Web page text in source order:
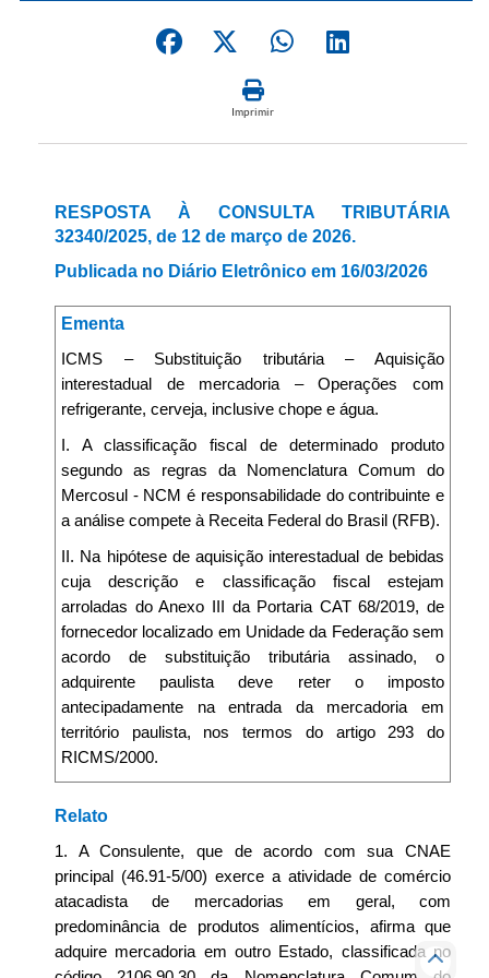
Imprimir
RESPOSTA À CONSULTA TRIBUTÁRIA
32340/2025, de 12 de março de 2026.
Publicada no Diário Eletrônico em 16/03/2026
Ementa
ICMS – Substituição tributária – Aquisição
interestadual de mercadoria – Operações com
refrigerante, cerveja, inclusive chope e água.
I. A classificação fiscal de determinado produto
segundo as regras da Nomenclatura Comum do
Mercosul - NCM é responsabilidade do contribuinte e
a análise compete à Receita Federal do Brasil (RFB).
II. Na hipótese de aquisição interestadual de bebidas
cuja descrição e classificação fiscal estejam
arroladas do Anexo III da Portaria CAT 68/2019, de
fornecedor localizado em Unidade da Federação sem
acordo de substituição tributária assinado, o
adquirente paulista deve reter o imposto
antecipadamente na entrada da mercadoria em
território paulista, nos termos do artigo 293 do
RICMS/2000.
Relato
1. A Consulente, que de acordo com sua CNAE
principal (46.91-5/00) exerce a atividade de comércio
atacadista de mercadorias em geral, com
predominância de produtos alimentícios, afirma que
adquire mercadoria em outro Estado, classificada no